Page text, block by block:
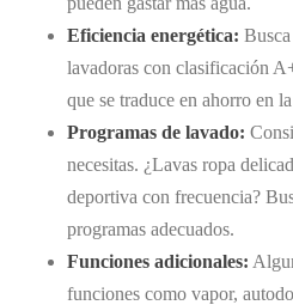
Eficiencia energética:
lavadoras con clasificación
que se traduce en ahorro en
Programas de lavado:
necesitas. ¿Lavas ropa
deportiva con frecuencia?
programas adecuados.
Funciones adicionales:
funciones como vapor,